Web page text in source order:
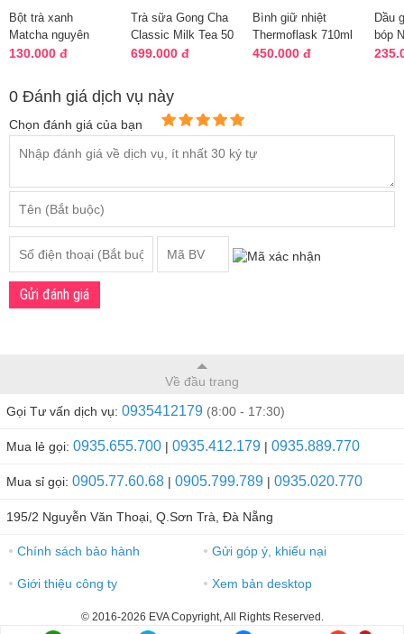
Bột trà xanh
Matcha nguyên
chất của Nhật Bản
130.000 đ
Trà sữa Gong Cha
Classic Milk Tea 50
gói Hàn Quốc
699.000 đ
Bình giữ nhiệt
Thermoflask 710ml
USA chính hãng
450.000 đ
Dầu
bóp
0 Đánh giá dịch vụ này
Chọn đánh giá của bạn
Gửi đánh giá
Về đầu trang
Gọi Tư vấn dịch vụ: 0935412179 (8:00 - 17:30)
Mua lẻ gọi: 0935.655.700 | 0935.412.179 | 0935.889.770
Mua sỉ gọi: 0905.77.60.68 | 0905.799.789 | 0935.020.770
195/2 Nguyễn Văn Thoại, Q.Sơn Trà, Đà Nẵng
● Chính sách bảo hành ● Gửi góp ý, khiếu nại
● Giới thiệu công ty ● Xem bản desktop
© 2016-2026 EVA Copyright, All Rights Reserved.